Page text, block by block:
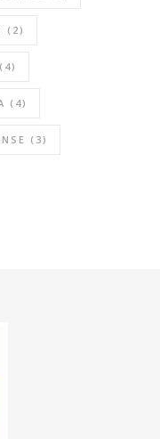
(2)
(4)
(4)
(3)